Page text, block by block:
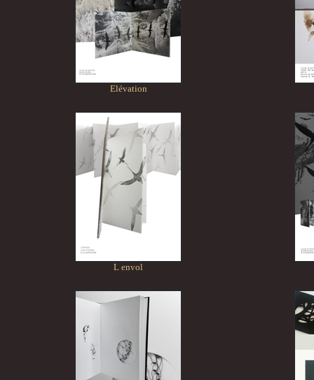
Elévation
L envol